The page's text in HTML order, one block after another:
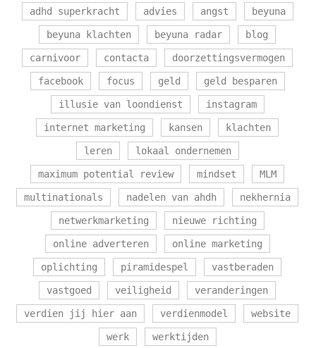
adhd superkracht advies angst beyuna
beyuna klachten beyuna radar blog
carnivoor contacta doorzettingsvermogen
facebook focus geld geld besparen
illusie van loondienst instagram
internet marketing kansen klachten
leren lokaal ondernemen
maximum potential review mindset MLM
multinationals nadelen van ahdh nekhernia
netwerkmarketing nieuwe richting
online adverteren online marketing
oplichting piramidespel vastberaden
vastgoed veiligheid veranderingen
verdien jij hier aan verdienmodel website
werk werktijden